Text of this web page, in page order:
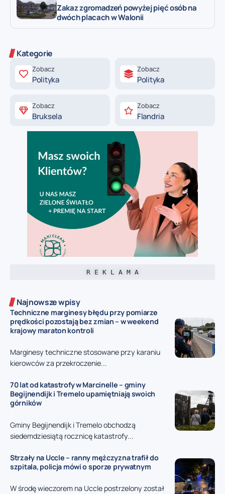
Zakaz zgromadzeń powyżej pięć osób na
dwóch placach w Walonii
Kategorie
Zobacz
Polityka
Zobacz
Polityka
Zobacz
Bruksela
Zobacz
Flandria
R E K L A M A
Najnowsze wpisy
Techniczne marginesy błędu przy pomiarze
prędkości pozostają bez zmian – w weekend
krajowy maraton kontroli
Marginesy techniczne stosowane przy karaniu
kierowców za przekroczenie...
70 lat od katastrofy w Marcinelle – gminy
Begijnendijk i Tremelo upamiętniają swoich
górników
Gminy Begijnendijk i Tremelo obchodzą
siedemdziesiątą rocznicę katastrofy...
Strzały na Uccle – ranny mężczyzna trafił do
szpitala, policja mówi o sporze prywatnym
W środę wieczorem na Uccle postrzelony został